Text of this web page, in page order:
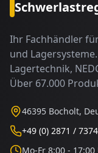
Ihr Fachhändler
und
Lagertechnik,
Über 67.000
46395 Bocholt,
+49 (0) 2871 / 7374
Mo-Fr 8:00 - 17:00